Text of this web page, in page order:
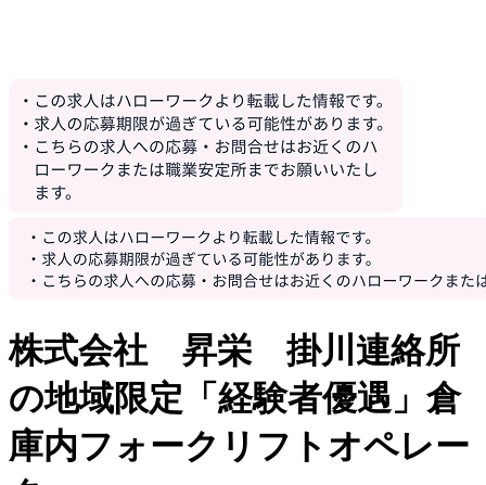
株式会社 昇栄 掛川連絡所
の地域限定「経験者優遇」倉
庫内フォークリフトオペレー